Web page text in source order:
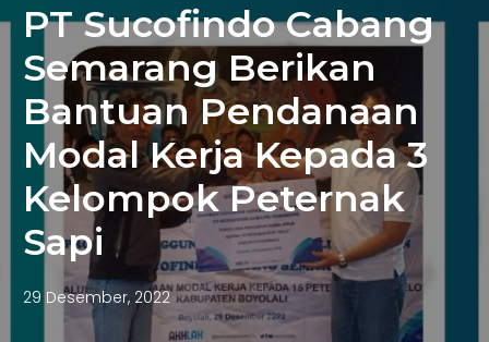
PT Sucofindo Cabang
Semarang Berikan
Bantuan Pendanaan
Modal Kerja Kepada 3
Kelompok Peternak
Sapi
29 Desember, 2022